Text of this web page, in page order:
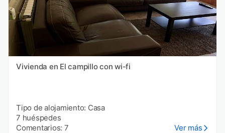
Vivienda en El campillo con wi-fi
Tipo de alojamiento: Casa
7 huéspedes
Comentarios: 7
Ver más